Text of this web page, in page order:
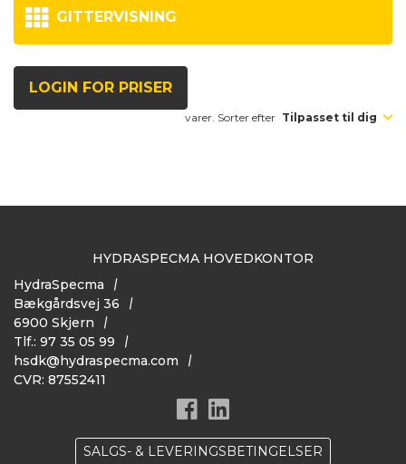
GITTERVISNING
LOGIN FOR PRISER
varer. Sorter efter Tilpasset til dig
HYDRASPECMA HOVEDKONTOR
HydraSpecma
Bækgårdsvej 36
6900 Skjern
Tlf.: 97 35 05 99
hsdk@hydraspecma.com
CVR: 87552411
SALGS- & LEVERINGSBETINGELSER